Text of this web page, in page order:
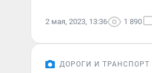
2 мая, 2023, 13:36 1 890
ДОРОГИ И ТРАНСПОРТ